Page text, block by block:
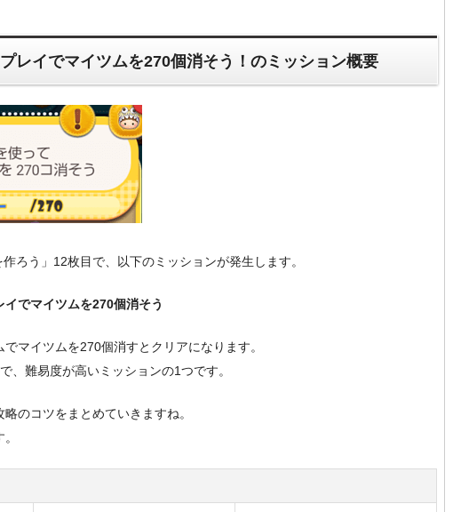
レイでマイツムを270個消そう！のミッション概要
ろう」12枚目で、以下のミッションが発生します。
でマイツムを270個消そう
マイツムを270個消すとクリアになります。
、難易度が高いミッションの1つです。
のコツをまとめていきますね。